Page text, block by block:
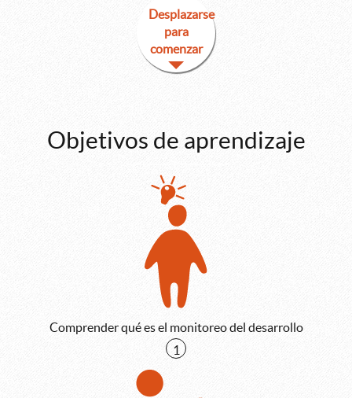
Desplazarse
para
comenzar
Objetivos de aprendizaje
Comprender qué es el monitoreo del desarrollo
1